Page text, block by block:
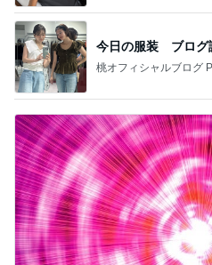
今日の服装 ブログ
桃オフィシャルブログ